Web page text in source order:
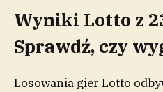
Wyniki Lotto z
Sprawdź, czy
Losowania gier Lotto